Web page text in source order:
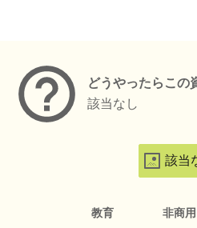
どうやったらこの
該当なし
該当
教育 非商用